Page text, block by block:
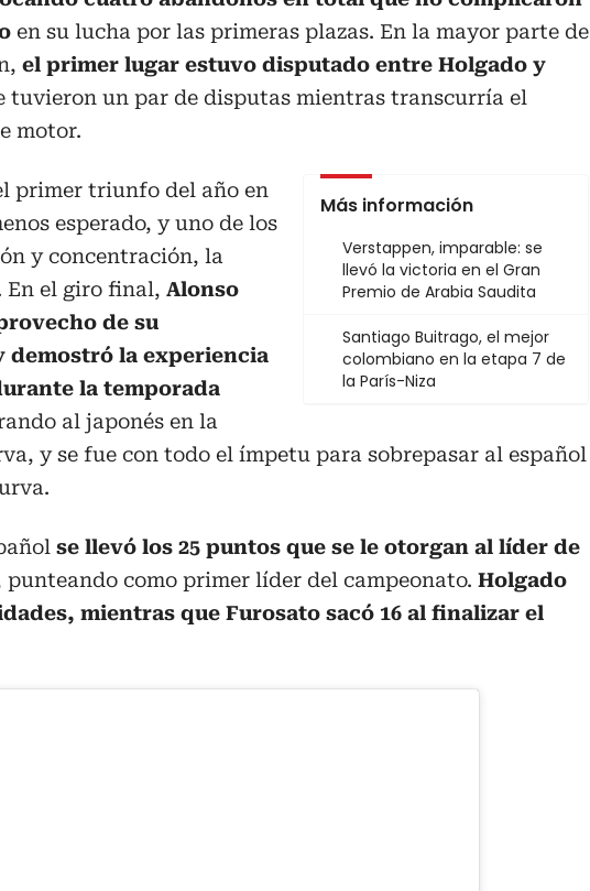
en su lucha por las primeras plazas. En la mayor parte de
el primer lugar estuvo disputado entre Holgado y
tuvieron un par de disputas mientras transcurría el
motor.
Más información
Verstappen, imparable: se
llevó la victoria en el Gran
Premio de Arabia Saudita
Santiago Buitrago, el mejor
colombiano en la etapa 7 de
la París-Niza
primer triunfo del año en
esperado, y uno de los
y concentración, la
el giro final, Alonso
de su
demostró la experiencia
la temporada
al japonés en la
y se fue con todo el ímpetu para sobrepasar al español
se llevó los 25 puntos que se le otorgan al líder de
punteando como primer líder del campeonato. Holgado
mientras que Furosato sacó 16 al finalizar el